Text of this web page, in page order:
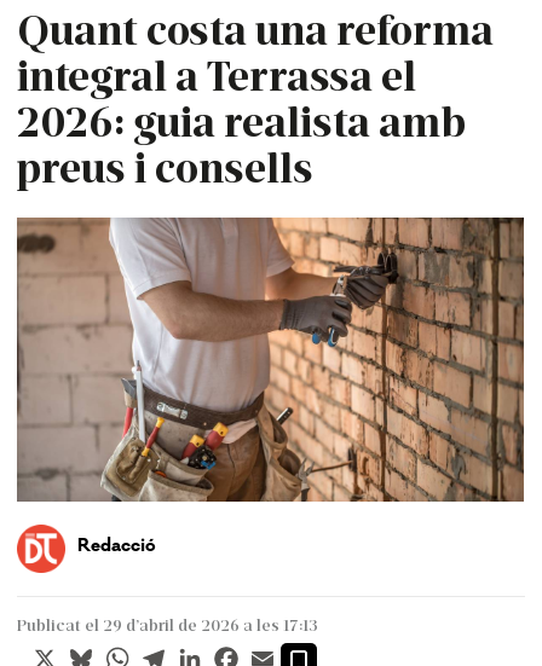
Quant costa una reforma
integral a Terrassa el
2026: guia realista amb
preus i consells
Redacció
Publicat el 29 d’abril de 2026 a les 17:13
X BlueskyWhatsApp
TelegramLinkedInFacebook
Email